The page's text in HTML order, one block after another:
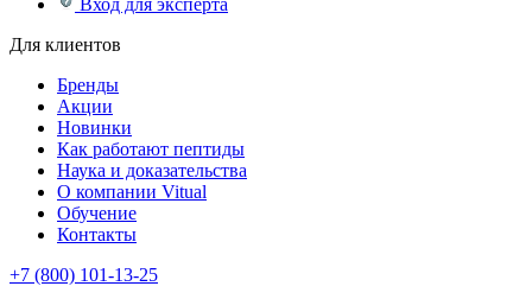
Вход для эксперта
Для клиентов
Бренды
Акции
Новинки
Как работают пептиды
Наука и доказательства
О компании Vitual
Обучение
Контакты
+7 (800) 101-13-25